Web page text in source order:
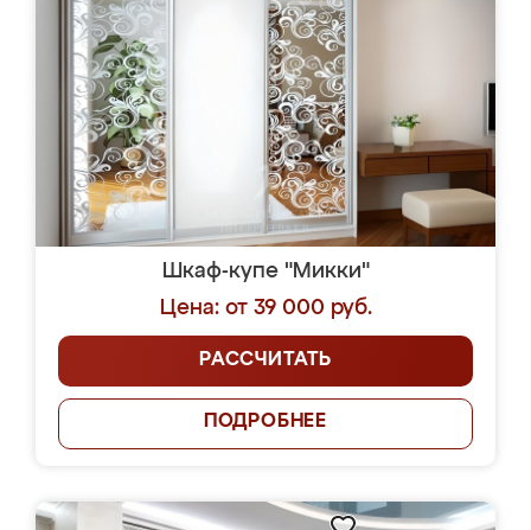
Шкаф-купе "Микки"
Цена: от 39 000 руб.
РАССЧИТАТЬ
ПОДРОБНЕЕ